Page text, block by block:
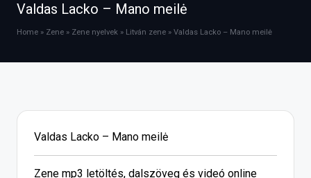
Valdas Lacko – Mano meilė
Home » Zene » Zene nyelvek » Litván zene » Valdas Lacko – Mano meilė
Valdas Lacko – Mano meilė
Zene mp3 letöltés, dalszöveg és videó online